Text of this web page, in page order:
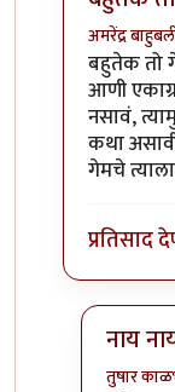
अमरेंद्र
In reply
बहुतेक तो
आणी
नसावं,
कथा
गेमचे
प्रतिसाद
नाय
तुषार